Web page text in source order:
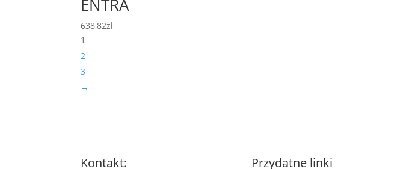
ENTRA
638,82zł
1
2
3
→
Kontakt: Przydatne linki